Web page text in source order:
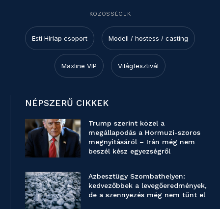
KÖZÖSSÉGEK
Esti Hírlap csoport Modell / hostess / casting
Maxline VIP Világfesztivál
NÉPSZERŰ CIKKEK
Trump szerint közel a
megállapodás a Hormuzi-szoros
megnyitásáról – Irán még nem
beszél kész egyezségről
Azbesztügy Szombathelyen:
kedvezőbbek a levegőeredmények,
de a szennyezés még nem tűnt el